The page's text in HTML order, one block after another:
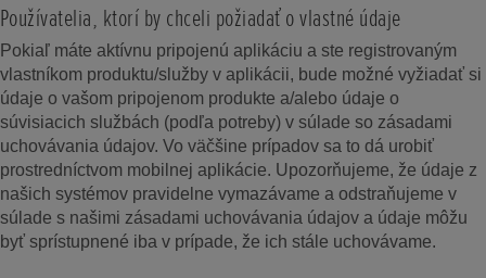
Používatelia, ktorí by chceli požiadať o vlastné údaje
Pokiaľ máte aktívnu pripojenú aplikáciu a ste registrovaným
vlastníkom produktu/služby v aplikácii, bude možné vyžiadať si
údaje o vašom pripojenom produkte a/alebo údaje o
súvisiacich službách (podľa potreby) v súlade so zásadami
uchovávania údajov. Vo väčšine prípadov sa to dá urobiť
prostredníctvom mobilnej aplikácie. Upozorňujeme, že údaje z
našich systémov pravidelne vymazávame a odstraňujeme v
súlade s našimi zásadami uchovávania údajov a údaje môžu
byť sprístupnené iba v prípade, že ich stále uchovávame.